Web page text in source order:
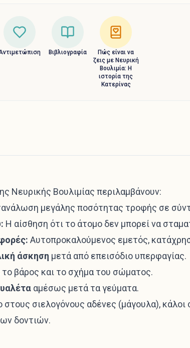
Βιβλιογραφία
Πώς είναι να
ζεις με Νευρική
Βουλιμία: Η
ιστορία της
Κατερίνας
Νευρικής Βουλιμίας περιλαμβάνουν:
μεγάλης ποσότητας τροφής σε
Η αίσθηση ότι το άτομο δεν μπορεί να
Αυτοπροκαλούμενος εμετός,
άσκηση μετά από επεισόδιο υπερφαγίας.
το βάρος και το σχήμα του σώματος.
αμέσως μετά τα γεύματα.
στους σιελογόνους αδένες (μάγουλα),
δοντιών.